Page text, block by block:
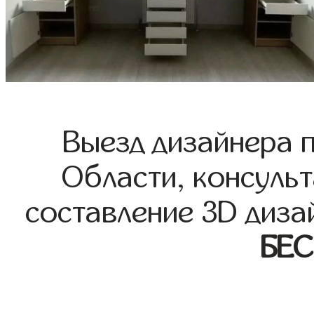
Выезд дизайнера
Области,
составление 3D